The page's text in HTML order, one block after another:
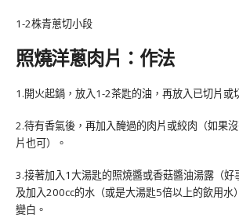
1-2株青蔥切小段
照燒洋蔥肉片 ： 作法
1.開火起鍋，放入1-2茶匙的油，再放入已切片或
2.待有香氣後，再加入醃過的肉片或絞肉（如果
片也可）。
3.接著加入1大湯匙的照燒醬或香菇醬油湯露（好
及加入200cc的水（或是大湯匙5倍以上的飲用水
變白。